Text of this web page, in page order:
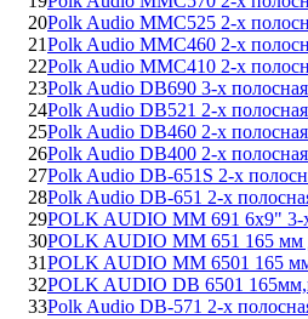
20Polk Audio MMC525 2-х
21Polk Audio MMC460 2-х
22Polk Audio MMC410 2-х
23Polk Audio DB690 3-х
24Polk Audio DB521 2-х
25Polk Audio DB460 2-х
26Polk Audio DB400 2-х
27Polk Audio DB-651S 2-х
28Polk Audio DB-651 2-х
29POLK AUDIO MM 691 6х9" 3-
30POLK AUDIO MM 651 165 мм
31POLK AUDIO MM 6501 165
32POLK AUDIO DB 6501
33Polk Audio DB-571 2-х